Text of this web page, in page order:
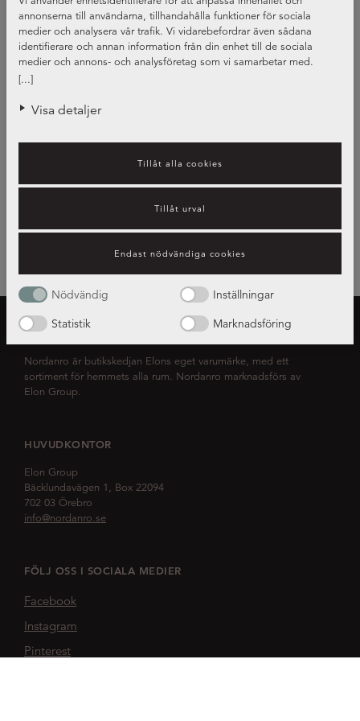
[...]
annonserna till användarna, tillhandahålla funktioner för sociala
medier och analysera vår trafik. Vi vidarebefordrar även sådana
identifierare och annan information från din enhet till de sociala
medier och annons- och analysföretag som vi samarbetar med.
Dessa kan i sin tur kombinera informationen med annan information
använt deras tjänster.
Visa detaljer
Tillåt alla cookies
Tillåt urval
Endast nödvändiga cookies
Nödvändig
Inställningar
Statistik
Marknadsföring
OM NORDANRO
Nordanro är butikskedjan Elons eget varumärke, med ett
sortiment för hemmets alla rum. Nordanro marknadsförs av
Elon Group.
HUVUDKONTOR
Elon Group
Bäcklundavägen 1, Box 22094
702 03 Örebro
info@nordanro.se
FÖLJ OSS I SOCIALA MEDIER
Facebook
Instagram
Pinterest